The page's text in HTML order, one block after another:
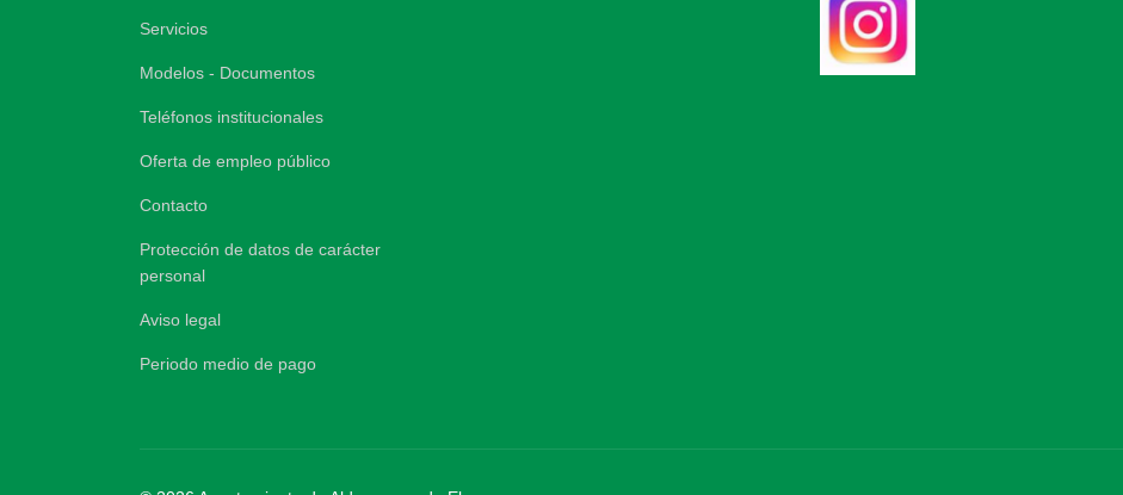
Servicios
Modelos - Documentos
Teléfonos institucionales
Oferta de empleo público
Contacto
Protección de datos de carácter
personal
Aviso legal
Periodo medio de pago